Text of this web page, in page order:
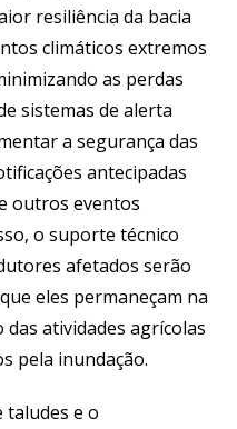
resiliência da bacia
climáticos extremos
as perdas
sistemas de alerta
a segurança das
antecipadas
outros eventos
o suporte técnico
afetados serão
eles permaneçam na
atividades agrícolas
pela inundação.
taludes e o